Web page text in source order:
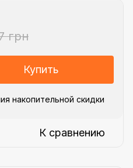
грн
Купить
накопительной скидки
К сравнению